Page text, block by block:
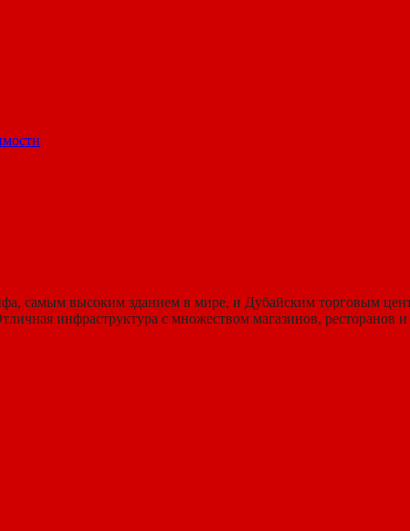
самым высоким зданием в мире, и Дубайским торговым
инфраструктура с множеством магазинов, ресторанов